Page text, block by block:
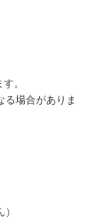
。
場合がありま